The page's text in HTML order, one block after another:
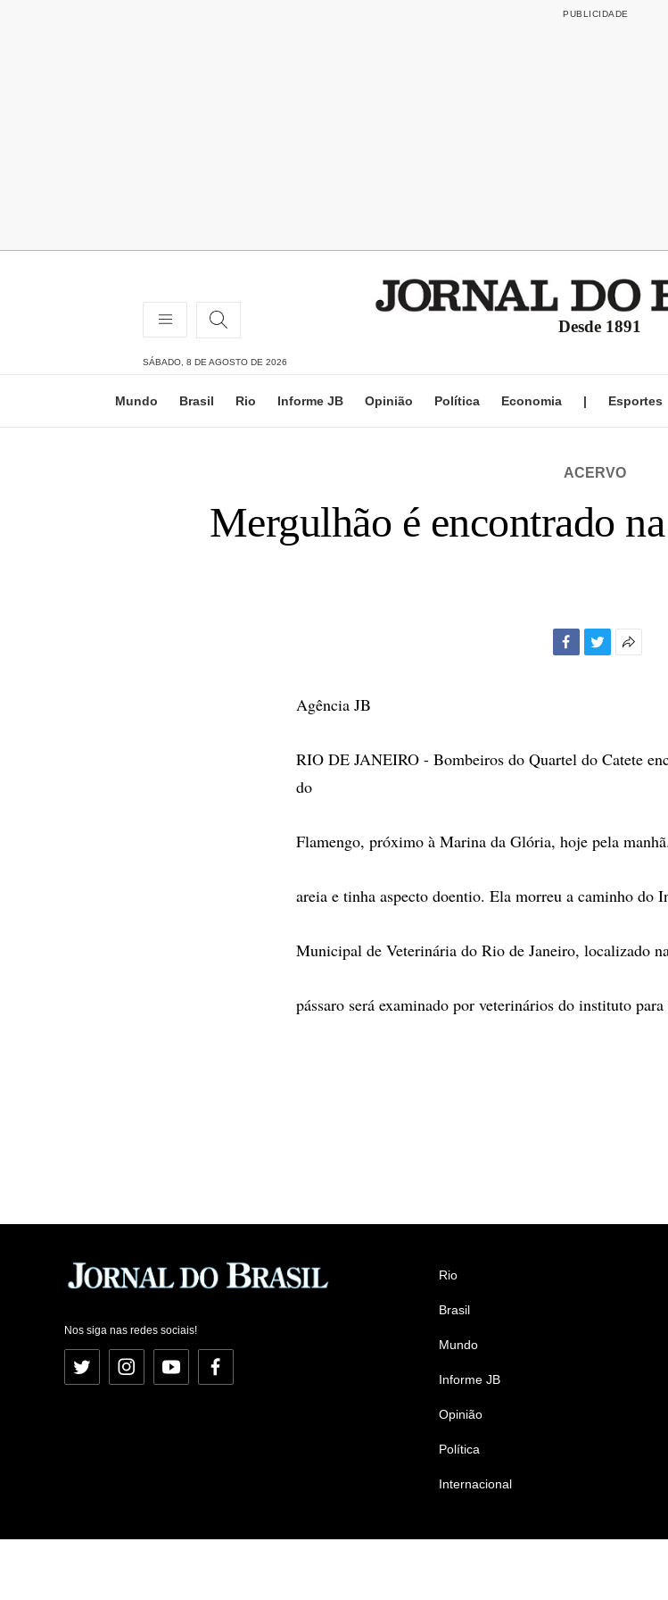
Desde 1891
SÁBADO, 8 DE AGOSTO DE 2026
Mundo Brasil Rio Informe JB Opinião Política Economia | Esportes
ACERVO
Mergulhão é encontrado
Agência JB
RIO DE JANEIRO - Bombeiros do Quartel do Catete
do
Flamengo, próximo à Marina da Glória, hoje pela
areia e tinha aspecto doentio. Ela morreu a caminho do
Municipal de Veterinária do Rio de Janeiro, localizado
pássaro será examinado por veterinários do instituto
Nos siga nas redes sociais!
Twitter InstagramYouTubeFacebook
Rio
Brasil
Mundo
Informe JB
Opinião
Política
Internacional